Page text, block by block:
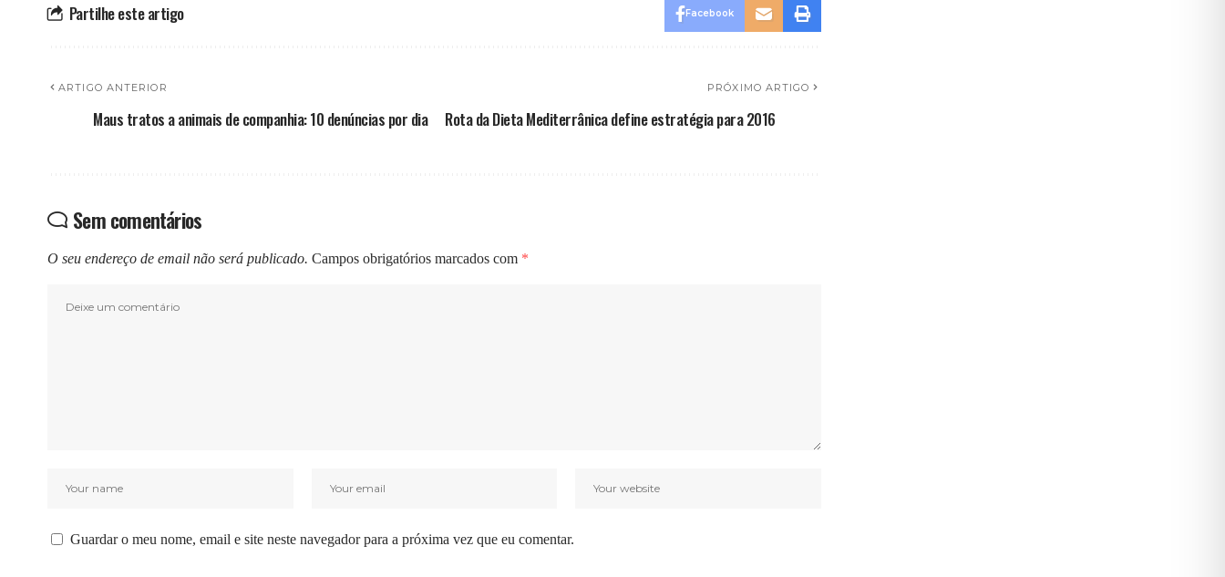
Partilhe este artigo Facebook
ARTIGO ANTERIOR
Maus tratos a animais de companhia: 10 denúncias por dia
PRÓXIMO ARTIGO
Rota da Dieta Mediterrânica define estratégia para 2016
Sem comentários
O seu endereço de email não será publicado. Campos obrigatórios marcados com *
Guardar o meu nome, email e site neste navegador para a próxima vez que eu comentar.